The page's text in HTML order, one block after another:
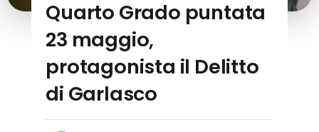
Quarto Grado puntata
23 maggio,
protagonista il Delitto
di Garlasco